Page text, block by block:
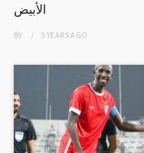
الأبيض
BY 5 YEARSAGO